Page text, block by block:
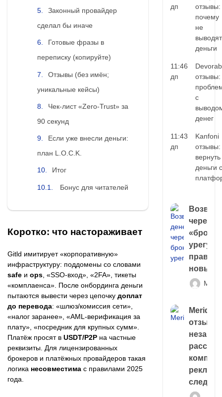
Законный провайдер
сделал бы иначе
Готовые фразы в
переписку (копируйте)
Отзывы (без имён;
уникальные кейсы)
Чек-лист «Zero-Trust» за
90 секунд
Если уже внесли деньги:
план L.O.C.K.
Итог
Бонус для читателей
Коротко: что настораживает
Gitld имитирует «корпоративную»
инфраструктуру: поддомены со словами
safe и ops , «SSO-вход», «2FA», тикеты
«комплаенса». После онбординга деньги
пытаются вывести через цепочку доплат
до перевода: «шлюз/комиссия сети»,
«налог заранее», «AML-верификация за
плату», «посредник для крупных сумм».
Платёж просят в USDT/P2P на частные
реквизиты. Для лицензированных
брокеров и платёжных провайдеров такая
логика несовместима с правилами 2025
года.
дп
отзывы:
почему
не
выводят
деньги
11:46
дп
отзывы:
с
денег
11:43
дп
Kanfoni
отзывы:
вернуть
деньги с
через
правда
новый
следа